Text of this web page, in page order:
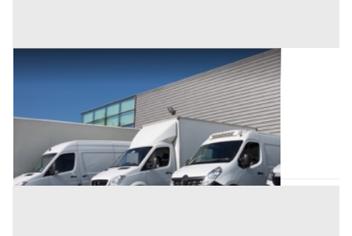
Cessione d'Azienda all'asta a Oristano
Oristano (Oristano)
Codice asta:AY2147977
Asta chiusa